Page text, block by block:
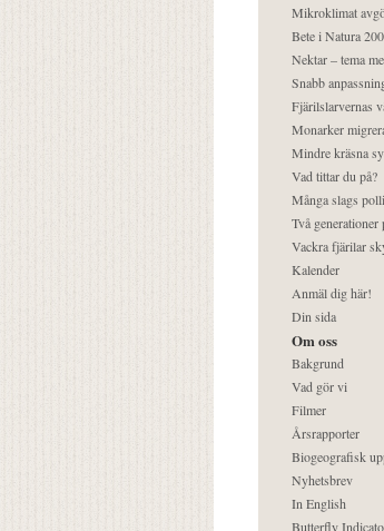
Mikroklimat
Bete i Natura
Nektar – tema
Snabb
Fjärilslarvernas
Monarker
Mindre kräsna
Vad tittar du på?
Många slags
Två
Vackra fjärilar
Kalender
Anmäl dig här!
Din sida
Om oss
Bakgrund
Vad gör vi
Filmer
Årsrapporter
Biogeografisk
Nyhetsbrev
In English
Butterfly